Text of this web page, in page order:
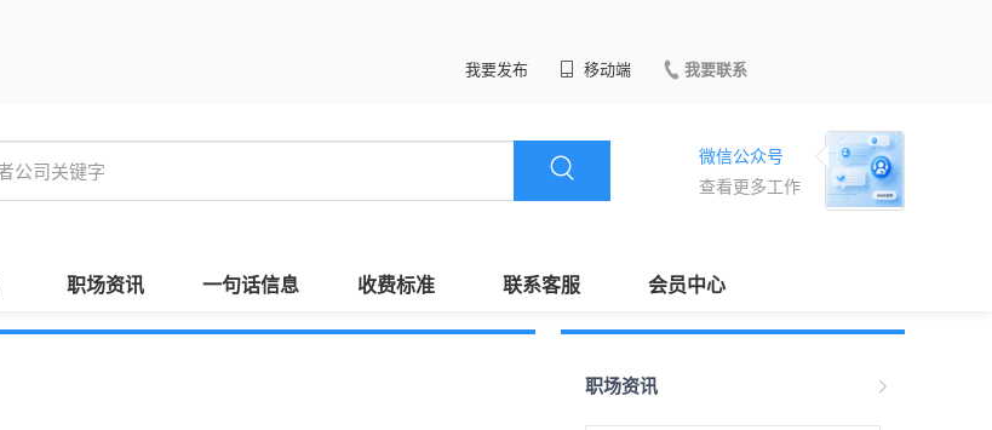
我要发布
移动端 我要联系
微信公众号
查看更多工作
职场资讯 一句话信息 收费标准 联系客服 会员中心
职场资讯